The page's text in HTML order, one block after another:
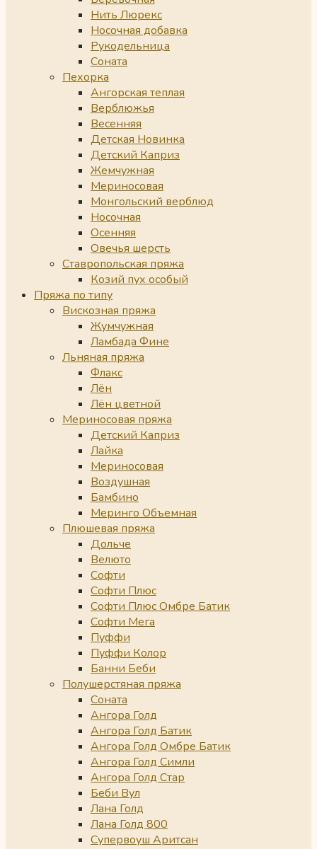
Нить Люрекс
Носочная добавка
Рукодельница
Соната
Пехорка
Ангорская теплая
Верблюжья
Весенняя
Детская Новинка
Детский Каприз
Жемчужная
Мериносовая
Монгольский верблюд
Носочная
Осенняя
Овечья шерсть
Ставропольская пряжа
Козий пух особый
Пряжа по типу
Вискозная пряжа
Жумчужная
Ламбада Фине
Льняная пряжа
Флакс
Лён
Лён цветной
Мериносовая пряжа
Детский Каприз
Лайка
Мериносовая
Воздушная
Бамбино
Меринго Объемная
Плюшевая пряжа
Дольче
Велюто
Софти
Софти Плюс
Софти Плюс Омбре Батик
Софти Мега
Пуффи
Пуффи Колор
Банни Беби
Полушерстяная пряжа
Соната
Ангора Голд
Ангора Голд Батик
Ангора Голд Омбре Батик
Ангора Голд Симли
Ангора Голд Стар
Беби Вул
Лана Голд
Лана Голд 800
Супервоуш Аритсан